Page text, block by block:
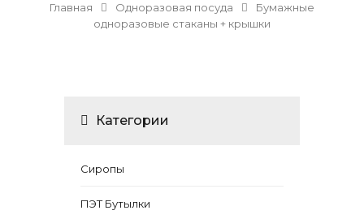
Главная Одноразовая посуда
Бумажные
одноразовые стаканы + крышки
Категории
Сиропы
ПЭТ Бутылки